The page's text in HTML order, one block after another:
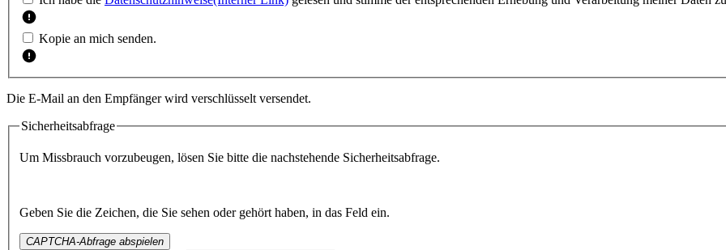
Kopie an mich senden.
Die E-Mail an den Empfänger wird verschlüsselt versendet.
Sicherheitsabfrage
Um Missbrauch vorzubeugen, lösen Sie bitte die nachstehende Sicherheitsabfrage.
Geben Sie die Zeichen, die Sie sehen oder gehört haben, in das Feld ein.
CAPTCHA-Abfrage abspielen